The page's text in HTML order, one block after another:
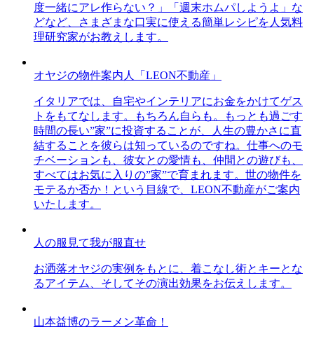
度一緒にアレ作らない？」「週末ホムパしようよ」な
どなど、さまざまな口実に使える簡単レシピを人気料
理研究家がお教えします。
オヤジの物件案内人「LEON不動産」
イタリアでは、自宅やインテリアにお金をかけてゲス
トをもてなします。もちろん自らも。もっとも過ごす
時間の長い”家”に投資することが、人生の豊かさに直
結することを彼らは知っているのですね。仕事へのモ
チベーションも、彼女との愛情も、仲間との遊びも、
すべてはお気に入りの”家”で育まれます。世の物件を
モテるか否か！という目線で、LEON不動産がご案内
いたします。
人の服見て我が服直せ
お洒落オヤジの実例をもとに、着こなし術とキーとな
るアイテム、そしてその演出効果をお伝えします。
山本益博のラーメン革命！